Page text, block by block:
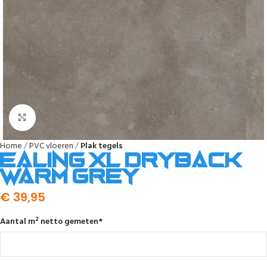
Home PVC vloeren Plak tegels
Ealing XL dryback
warm grey
€ 39,95
Aantal m² netto gemeten*
Afbeelding vergroten